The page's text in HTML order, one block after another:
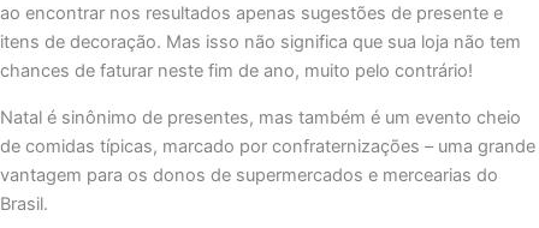
ao encontrar nos resultados apenas sugestões de presente e
itens de decoração. Mas isso não significa que sua loja não tem
chances de faturar neste fim de ano, muito pelo contrário!
Natal é sinônimo de presentes, mas também é um evento cheio
de comidas típicas, marcado por confraternizações – uma grande
vantagem para os donos de supermercados e mercearias do
Brasil.